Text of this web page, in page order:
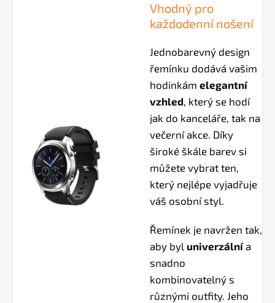
Vhodný pro
každodenní nošení
Jednobarevný design
řemínku dodává vašim
hodinkám elegantní
vzhled, který se hodí
jak do kanceláře, tak na
večerní akce. Díky
široké škále barev si
můžete vybrat ten,
který nejlépe vyjadřuje
váš osobní styl.
Řemínek je navržen tak,
aby byl univerzální a
snadno
kombinovatelný s
různými outfity. Jeho